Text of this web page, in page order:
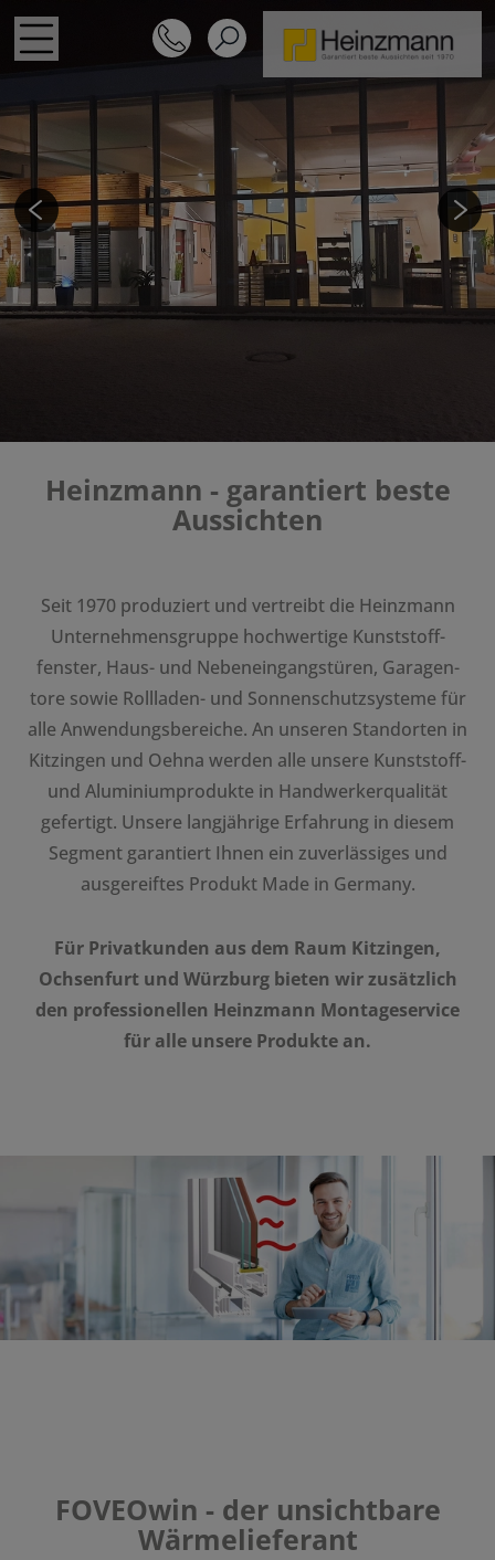
Previ
ous Next
Heinz­mann - garan­tiert beste
Aussichten
Seit 1970 produ­ziert und vertreibt die Heinz­mann
Unter­neh­mens­gruppe hoch­wer­tige Kunst­stoff­
fenster, Haus- und Neben­ein­gangs­türen, Gara­gen­
tore sowie Roll­laden- und Sonnen­schutz­sys­teme für
alle Anwen­dungs­be­reiche. An unseren Stand­orten in
Kitzingen und Oehna werden alle unsere Kunst­stoff-
und Alumi­ni­um­pro­dukte in Hand­wer­ker­qua­lität
gefer­tigt. Unsere lang­jäh­rige Erfah­rung in diesem
Segment garan­tiert Ihnen ein zuver­läs­siges und
ausge­reiftes Produkt Made in Germany.
Für Privat­kunden aus dem Raum Kitzingen,
Ochsen­furt und Würz­burg bieten wir zusätz­lich
den profes­sio­nellen Heinz­mann Monta­ge­ser­vice
für alle unsere Produkte an.
FOVE­Owin - der unsicht­bare
Wärme­lie­fe­rant